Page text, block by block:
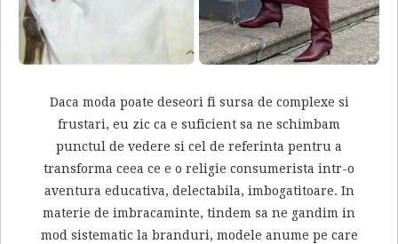
Daca moda poate deseori fi sursa de complexe si
frustari, eu zic ca e suficient sa ne schimbam
punctul de vedere si cel de referinta pentru a
transforma ceea ce e o religie consumerista intr-o
aventura educativa, delectabila, imbogatitoare. In
materie de imbracaminte, tindem sa ne gandim in
mod sistematic la branduri, modele anume pe care